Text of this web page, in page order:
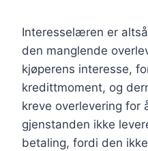
Interesselæren er
den manglende
kjøperens interesse,
kredittmoment, og
kreve overlevering for
gjenstanden ikke
betaling, fordi den